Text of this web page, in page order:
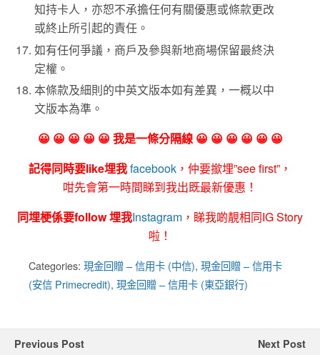
知持卡人，亦恕不承擔任何有關優惠或條款更改
或終止所引起的責任。
如有任何爭議，商戶及參與新地商場保留最終決
定權。
本條款及細則的中英文版本如有差異，一概以中
文版本為準。
😀 😀 😀 😀 😀 我是一條分隔線 😀 😀 😀 😀 😀 😀
記得同時要like埋我facebook ，仲要撳埋”see first”，
咁先會第一時間睇到我出既最新優惠！
同埋梗係要follow 埋我Instagram ，睇我啲靚相同IG Story
啦！
Categories: 現金回贈 – 信用卡 (中信), 現金回贈 – 信用卡
(安信 Primecredit), 現金回贈 – 信用卡 (東亞銀行)
Previous Post Next Post